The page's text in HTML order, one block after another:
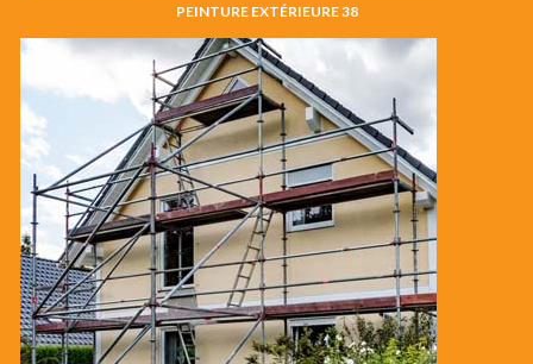
PEINTURE EXTÉRIEURE 38